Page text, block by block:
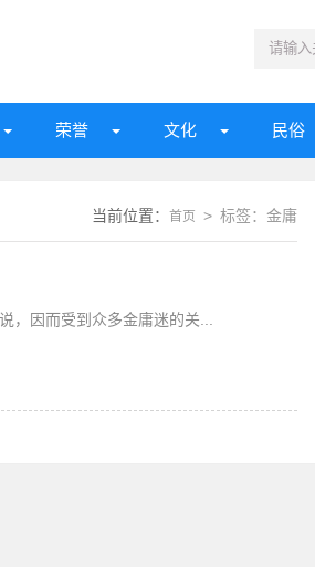
荣誉 文化 民俗
当前位置： 首页 > 标签：金庸
，因而受到众多金庸迷的关...